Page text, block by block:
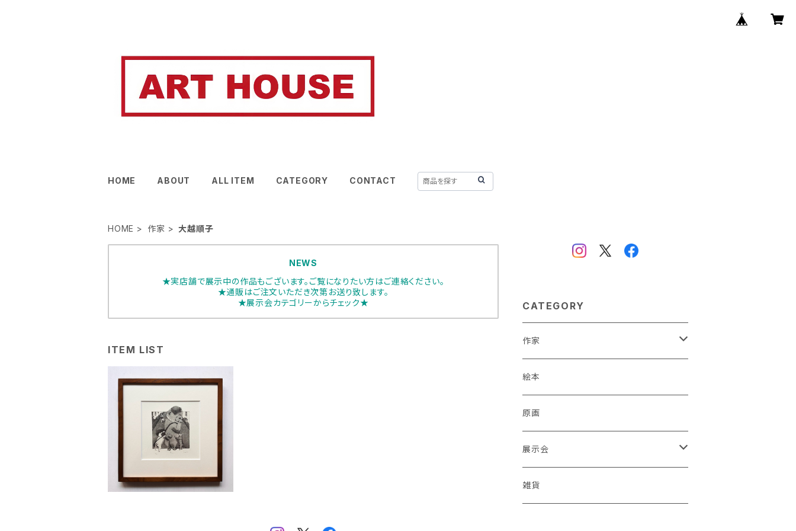
HOME ABOUT ALL ITEM CATEGORY CONTACT
HOME 作家 大越順子
NEWS
★実店舗で展示中の作品もございます。ご覧になりたい方はご連絡ください。
★通販はご注文いただき次第お送り致します。
★展示会カテゴリーからチェック★
ITEM LIST
大越順子「きゅっと抱きしめ
る」
¥25,000
CATEGORY
作家
蒼川わか
あきやまりか
ashika
足立真人
絵本
原画
展示会
Mori / Kosamu.An 「トトニョロ 初展」
雑貨